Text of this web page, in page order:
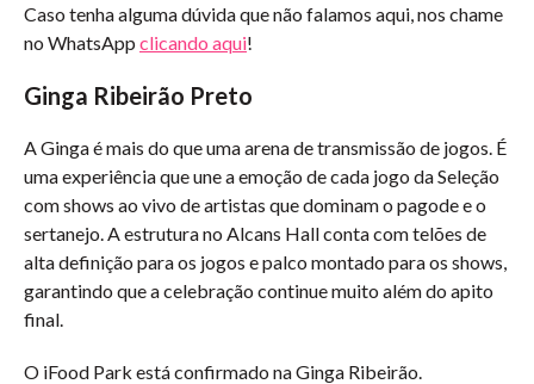
Caso tenha alguma dúvida que não falamos aqui, nos chame
no WhatsApp clicando aqui!
Ginga Ribeirão Preto
A Ginga é mais do que uma arena de transmissão de jogos. É
uma experiência que une a emoção de cada jogo da Seleção
com shows ao vivo de artistas que dominam o pagode e o
sertanejo. A estrutura no Alcans Hall conta com telões de
alta definição para os jogos e palco montado para os shows,
garantindo que a celebração continue muito além do apito
final.
O iFood Park está confirmado na Ginga Ribeirão.